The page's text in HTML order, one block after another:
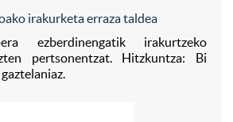
irakurketa erraza taldea
ezberdinengatik irakurtzeko
pertsonentzat. Hitzkuntza: Bi